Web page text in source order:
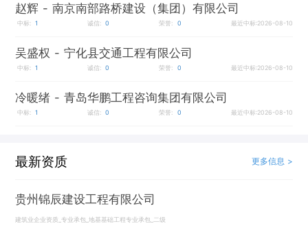
赵辉 - 南京南部路桥建设（集团）有限公司
中标: 1 诚信: 0 荣誉: 0 最近中标:2026-08-10
吴盛权 - 宁化县交通工程有限公司
中标: 1 诚信: 0 荣誉: 0 最近中标:2026-08-10
冷暖绪 - 青岛华鹏工程咨询集团有限公司
中标: 1 诚信: 0 荣誉: 0 最近中标:2026-08-10
最新资质 更多信息 >
贵州锦辰建设工程有限公司
建筑业企业资质_专业承包_地基基础工程专业承包_二级